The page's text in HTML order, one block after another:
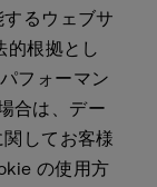
るウェブサ
的根拠とし
フォーマン
合は、デー
してお客様
の使用方